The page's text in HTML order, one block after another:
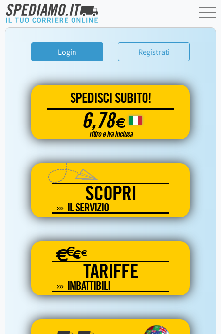
Login Registrati
SPEDISCI SUBITO!
6,78€
ritiro e iva inclusa
SCOPRI
IL SERVIZIO
€€€€
TARIFFE
IMBATTIBILI